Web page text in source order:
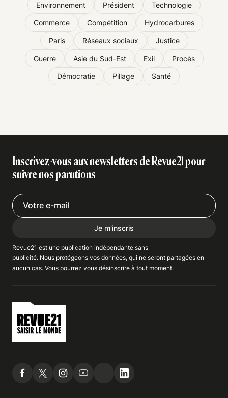
Environnement Président Technologie
Commerce Compétition Hydrocarbures
Paris Réseaux sociaux Justice
Guerre Asie du Sud-Est Exil Procès
Démocratie Pillage Santé
Inscrivez-vous aux newsletters de Revue21 pour
suivre nos parutions
Je m'inscris
Revue21 est une publication indépendante sans
publicité. Nous protégeons vos données, qui ne seront partagées en
aucun cas. Vous pourrez vous désinscrire à tout moment.